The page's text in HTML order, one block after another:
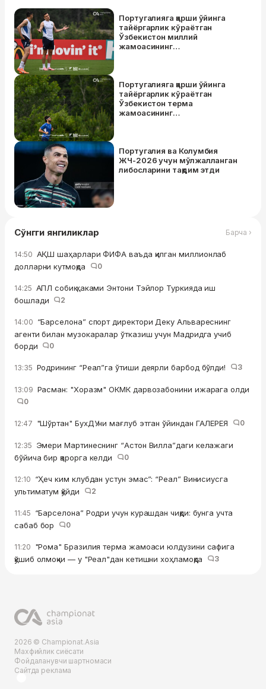
Португалияга қарши ўйинга
тайёргарлик кўраётган
Ўзбекистон миллий
жамоасининг
Португалияга қарши ўйинга
тайёргарлик кўраётган
Ўзбекистон терма
жамоасининг
Португалия ва Колумбия
ЖЧ-2026 учун мўлжалланган
либосларини тақдим этди
Сўнгги янгиликлар Барча ›
14:50 АҚШ шаҳарлари ФИФА ваъда қилган миллионлаб
долларни кутмоқда
0
14:25 АПЛ собиқ ҳаками Энтони Тэйлор Туркияда иш
бошлади
2
14:00 “Барселона” спорт директори Деку Альвареснинг
агенти билан музокаралар ўтказиш учун Мадридга учиб
борди
0
13:35 Родрининг “Реал”га ўтиши деярли барбод бўлди! 3
13:09 Расман: "Хоразм" ОКМК дарвозабонини ижарага олди
0
12:47 "Шўртан" БухДУни мағлуб этган ўйиндан ГАЛЕРЕЯ 0
12:35 Эмери Мартинеснинг “Астон Вилла”даги келажаги
бўйича бир қарорга келди
0
12:10 “Ҳеч ким клубдан устун эмас”: “Реал” Винисиусга
ультиматум қўйди
2
11:45 “Барселона” Родри учун курашдан чиқди: бунга учта
сабаб бор
0
11:20 "Рома" Бразилия терма жамоаси юлдузини сафига
қўшиб олмоқчи — у "Реал"дан кетишни хоҳламоқда
3
2026 © Championat.Asia
Махфийлик сиёсати
Фойдаланувчи шартномаси
Сайтда реклама